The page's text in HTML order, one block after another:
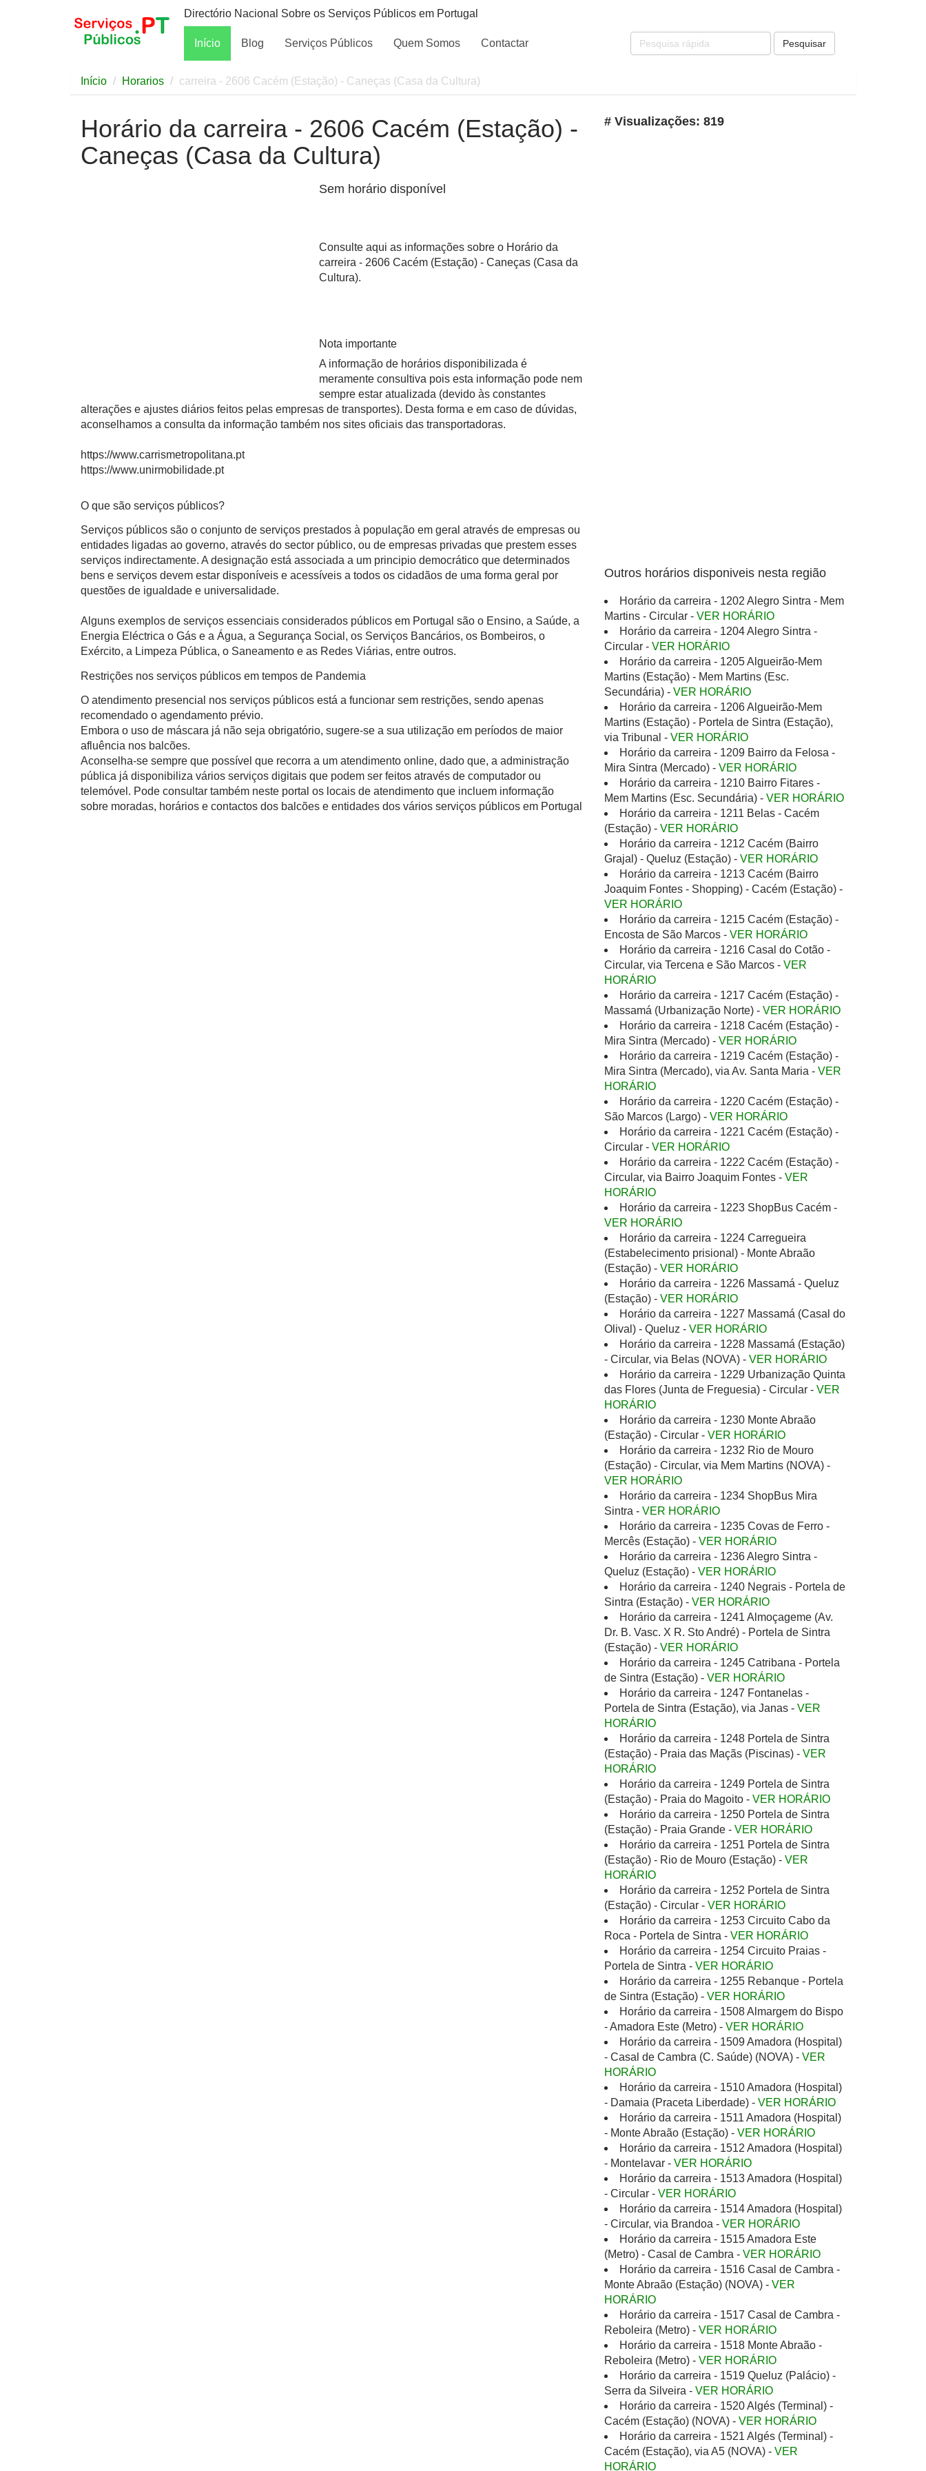
Directório Nacional Sobre os Serviços Públicos em Portugal
Início Blog Serviços Públicos Quem Somos Contactar Pesquisar
Início Horarios carreira - 2606 Cacém (Estação) - Caneças (Casa da Cultura)
Horário da carreira - 2606 Cacém (Estação) -
Caneças (Casa da Cultura)
Sem horário disponível
Consulte aqui as informações sobre o Horário da
carreira - 2606 Cacém (Estação) - Caneças (Casa da
Cultura).
Nota importante
A informação de horários disponibilizada é
meramente consultiva pois esta informação pode nem
sempre estar atualizada (devido às constantes
alterações e ajustes diários feitos pelas empresas de transportes). Desta forma e em caso de dúvidas,
aconselhamos a consulta da informação também nos sites oficiais das transportadoras.
https://www.carrismetropolitana.pt
https://www.unirmobilidade.pt
O que são serviços públicos?
Serviços públicos são o conjunto de serviços prestados à população em geral através de empresas ou
entidades ligadas ao governo, através do sector público, ou de empresas privadas que prestem esses
serviços indirectamente. A designação está associada a um principio democrático que determinados
bens e serviços devem estar disponíveis e acessíveis a todos os cidadãos de uma forma geral por
questões de igualdade e universalidade.
Alguns exemplos de serviços essenciais considerados públicos em Portugal são o Ensino, a Saúde, a
Energia Eléctrica o Gás e a Água, a Segurança Social, os Serviços Bancários, os Bombeiros, o
Exército, a Limpeza Pública, o Saneamento e as Redes Viárias, entre outros.
Restrições nos serviços públicos em tempos de Pandemia
O atendimento presencial nos serviços públicos está a funcionar sem restrições, sendo apenas
recomendado o agendamento prévio.
Embora o uso de máscara já não seja obrigatório, sugere-se a sua utilização em períodos de maior
afluência nos balcões.
Aconselha-se sempre que possível que recorra a um atendimento online, dado que, a administração
pública já disponibiliza vários serviços digitais que podem ser feitos através de computador ou
telemóvel. Pode consultar também neste portal os locais de atendimento que incluem informação
sobre moradas, horários e contactos dos balcões e entidades dos vários serviços públicos em Portugal
# Visualizações: 819
Outros horários disponiveis nesta região
Horário da carreira - 1202 Alegro Sintra - Mem
Martins - Circular - VER HORÁRIO
Horário da carreira - 1204 Alegro Sintra -
Circular - VER HORÁRIO
Horário da carreira - 1205 Algueirão-Mem
Martins (Estação) - Mem Martins (Esc.
Secundária) - VER HORÁRIO
Horário da carreira - 1206 Algueirão-Mem
Martins (Estação) - Portela de Sintra (Estação),
via Tribunal - VER HORÁRIO
Horário da carreira - 1209 Bairro da Felosa -
Mira Sintra (Mercado) - VER HORÁRIO
Horário da carreira - 1210 Bairro Fitares -
Mem Martins (Esc. Secundária) - VER HORÁRIO
Horário da carreira - 1211 Belas - Cacém
(Estação) - VER HORÁRIO
Horário da carreira - 1212 Cacém (Bairro
Grajal) - Queluz (Estação) - VER HORÁRIO
Horário da carreira - 1213 Cacém (Bairro
Joaquim Fontes - Shopping) - Cacém (Estação) -
VER HORÁRIO
Horário da carreira - 1215 Cacém (Estação) -
Encosta de São Marcos - VER HORÁRIO
Horário da carreira - 1216 Casal do Cotão -
Circular, via Tercena e São Marcos - VER
HORÁRIO
Horário da carreira - 1217 Cacém (Estação) -
Massamá (Urbanização Norte) - VER HORÁRIO
Horário da carreira - 1218 Cacém (Estação) -
Mira Sintra (Mercado) - VER HORÁRIO
Horário da carreira - 1219 Cacém (Estação) -
Mira Sintra (Mercado), via Av. Santa Maria - VER
HORÁRIO
Horário da carreira - 1220 Cacém (Estação) -
São Marcos (Largo) - VER HORÁRIO
Horário da carreira - 1221 Cacém (Estação) -
Circular - VER HORÁRIO
Horário da carreira - 1222 Cacém (Estação) -
Circular, via Bairro Joaquim Fontes - VER
HORÁRIO
Horário da carreira - 1223 ShopBus Cacém -
VER HORÁRIO
Horário da carreira - 1224 Carregueira
(Estabelecimento prisional) - Monte Abraão
(Estação) - VER HORÁRIO
Horário da carreira - 1226 Massamá - Queluz
(Estação) - VER HORÁRIO
Horário da carreira - 1227 Massamá (Casal do
Olival) - Queluz - VER HORÁRIO
Horário da carreira - 1228 Massamá (Estação)
- Circular, via Belas (NOVA) - VER HORÁRIO
Horário da carreira - 1229 Urbanização Quinta
das Flores (Junta de Freguesia) - Circular - VER
HORÁRIO
Horário da carreira - 1230 Monte Abraão
(Estação) - Circular - VER HORÁRIO
Horário da carreira - 1232 Rio de Mouro
(Estação) - Circular, via Mem Martins (NOVA) -
VER HORÁRIO
Horário da carreira - 1234 ShopBus Mira
Sintra - VER HORÁRIO
Horário da carreira - 1235 Covas de Ferro -
Mercês (Estação) - VER HORÁRIO
Horário da carreira - 1236 Alegro Sintra -
Queluz (Estação) - VER HORÁRIO
Horário da carreira - 1240 Negrais - Portela de
Sintra (Estação) - VER HORÁRIO
Horário da carreira - 1241 Almoçageme (Av.
Dr. B. Vasc. X R. Sto André) - Portela de Sintra
(Estação) - VER HORÁRIO
Horário da carreira - 1245 Catribana - Portela
de Sintra (Estação) - VER HORÁRIO
Horário da carreira - 1247 Fontanelas -
Portela de Sintra (Estação), via Janas - VER
HORÁRIO
Horário da carreira - 1248 Portela de Sintra
(Estação) - Praia das Maçãs (Piscinas) - VER
HORÁRIO
Horário da carreira - 1249 Portela de Sintra
(Estação) - Praia do Magoito - VER HORÁRIO
Horário da carreira - 1250 Portela de Sintra
(Estação) - Praia Grande - VER HORÁRIO
Horário da carreira - 1251 Portela de Sintra
(Estação) - Rio de Mouro (Estação) - VER
HORÁRIO
Horário da carreira - 1252 Portela de Sintra
(Estação) - Circular - VER HORÁRIO
Horário da carreira - 1253 Circuito Cabo da
Roca - Portela de Sintra - VER HORÁRIO
Horário da carreira - 1254 Circuito Praias -
Portela de Sintra - VER HORÁRIO
Horário da carreira - 1255 Rebanque - Portela
de Sintra (Estação) - VER HORÁRIO
Horário da carreira - 1508 Almargem do Bispo
- Amadora Este (Metro) - VER HORÁRIO
Horário da carreira - 1509 Amadora (Hospital)
- Casal de Cambra (C. Saúde) (NOVA) - VER
HORÁRIO
Horário da carreira - 1510 Amadora (Hospital)
- Damaia (Praceta Liberdade) - VER HORÁRIO
Horário da carreira - 1511 Amadora (Hospital)
- Monte Abraão (Estação) - VER HORÁRIO
Horário da carreira - 1512 Amadora (Hospital)
- Montelavar - VER HORÁRIO
Horário da carreira - 1513 Amadora (Hospital)
- Circular - VER HORÁRIO
Horário da carreira - 1514 Amadora (Hospital)
- Circular, via Brandoa - VER HORÁRIO
Horário da carreira - 1515 Amadora Este
(Metro) - Casal de Cambra - VER HORÁRIO
Horário da carreira - 1516 Casal de Cambra -
Monte Abraão (Estação) (NOVA) - VER
HORÁRIO
Horário da carreira - 1517 Casal de Cambra -
Reboleira (Metro) - VER HORÁRIO
Horário da carreira - 1518 Monte Abraão -
Reboleira (Metro) - VER HORÁRIO
Horário da carreira - 1519 Queluz (Palácio) -
Serra da Silveira - VER HORÁRIO
Horário da carreira - 1520 Algés (Terminal) -
Cacém (Estação) (NOVA) - VER HORÁRIO
Horário da carreira - 1521 Algés (Terminal) -
Cacém (Estação), via A5 (NOVA) - VER
HORÁRIO